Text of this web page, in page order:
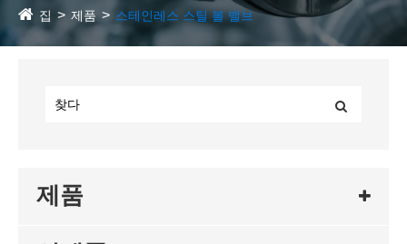
집 제품 스테인레스 스틸 볼 밸브
제품